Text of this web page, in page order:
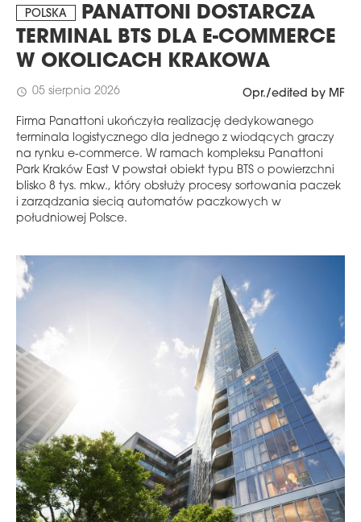
POLSKA
PANATTONI DOSTARCZA
TERMINAL BTS DLA E-COMMERCE
W OKOLICACH KRAKOWA
schedule 05 sierpnia 2026 Opr./edited by MF
Firma Panattoni ukończyła realizację dedykowanego
terminala logistycznego dla jednego z wiodących graczy
na rynku e-commerce. W ramach kompleksu Panattoni
Park Kraków East V powstał obiekt typu BTS o powierzchni
blisko 8 tys. mkw., który obsłuży procesy sortowania paczek
i zarządzania siecią automatów paczkowych w
południowej Polsce.